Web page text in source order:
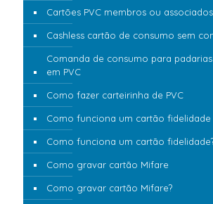
Cartões PVC membros ou associados
Cashless cartão de consumo sem
Comanda de consumo para
em PVC
Como fazer carteirinha de PVC
Como funciona um cartão fidelidade
Como funciona um cartão
Como gravar cartão Mifare
Como gravar cartão Mifare?